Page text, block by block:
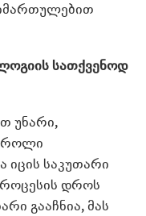
სათქვენოდ
უნარი,
როლი
იცის საკუთარი
დროს
გააჩნია, მას